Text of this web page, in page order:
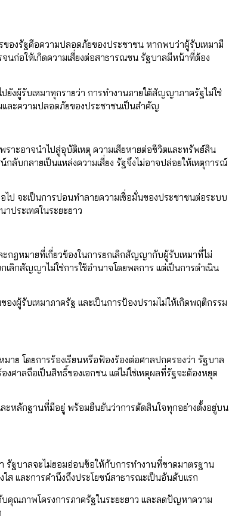
องรัฐคือความปลอดภัยของประชาชน หากพบว่าผู้รับเหมามี
นก่อให้เกิดความเสี่ยงต่อสาธารณชน รัฐบาลมีหน้าที่ต้อง
ผู้รับเหมาทุกรายว่า การทำงานภายใต้สัญญาภาครัฐไม่ใช่
และความปลอดภัยของประชาชนเป็นสำคัญ
ราะอาจนำไปสู่อุบัติเหตุ ความเสียหายต่อชีวิตและทรัพย์สิน
กลับกลายเป็นแหล่งความเสี่ยง รัฐจึงไม่อาจปล่อยให้เหตุการณ์
ป จะเป็นการบ่อนทำลายความเชื่อมั่นของประชาชนต่อระบบ
ประเทศในระยะยาว
ฎหมายที่เกี่ยวข้องในการยกเลิกสัญญากับผู้รับเหมาที่ไม่
เลิกสัญญาไม่ใช่การใช้อำนาจโดยพลการ แต่เป็นการดำเนิน
งผู้รับเหมาภาครัฐ และเป็นการป้องปรามไม่ให้เกิดพฤติกรรม
าย โดยการร้องเรียนหรือฟ้องร้องต่อศาลปกครองว่า รัฐบาล
งศาลถือเป็นสิทธิ์ของเอกชน แต่ไม่ใช่เหตุผลที่รัฐจะต้องหยุด
ะหลักฐานที่มีอยู่ พร้อมยืนยันว่าการตัดสินใจทุกอย่างตั้งอยู่บน
รัฐบาลจะไม่ยอมอ่อนข้อให้กับการทำงานที่ขาดมาตรฐาน
ส และการคำนึงถึงประโยชน์สาธารณะเป็นอันดับแรก
คุณภาพโครงการภาครัฐในระยะยาว และลดปัญหาความ